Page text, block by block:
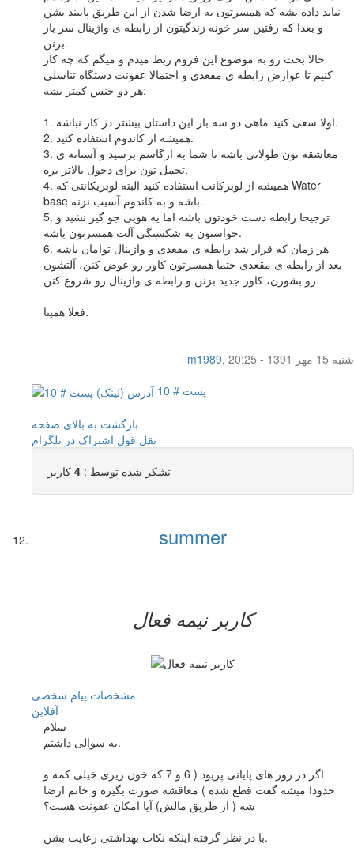
نباید داده بشه که همسرتون به ارضا شدن از این طریق پایبند بشن
و بعدا که رفتین سر خونه زندگیتون از رابطه ی واژینال سر باز
بزنن.
حالا بحث رو به موضوع این فروم ربط میدم و میگم که چه کار
کنیم تا عوارض رابطه ی مقعدی و احتمالا عفونت دستگاه تناسلی
هر دو جنس کمتر بشه:
1. اولا سعی کنید ماهی دو سه بار این داستان بیشتر در کار نباشه.
2. همیشه از کاندوم استفاده کنید.
3. معاشقه تون طولانی باشه تا شما به ارگاسم برسید و آستانه ی
تحمل تون برای دخول بالاتر بره.
4. همیشه از لوبرکانت استفاده کنید البته لوبریکانتی که Water
base باشه و به کاندوم آسیب نزنه.
5. ترجیحا رابطه دست خودتون باشه اما یه هویی جو گیر نشید و
حواستون به شکستگی آلت همسرتون باشه.
6. هر زمان که قرار شد رابطه ی مقعدی و واژینال توامان باشه
بعد از رابطه ی مقعدی حتما همسرتون کاور رو عوض کنن، آلتشون
رو بشورن، کاور جدید بزنن و رابطه ی واژینال رو شروع کنن.
فعلا همینا.
m1989,
شنبه 15 مهر 1391 - 20:25
پست # 10
بازگشت به بالای صفحه
نقل قول اشتراک در تلگرام
تشکر شده توسط : 4 کاربر
summer
کاربر نيمه فعال
مشخصات پیام شخصی
آفلاين
سلام
یه سوالی داشتم.
اگر در روز های پایانی پریود ( 6 و 7 که خون ریزی خیلی کمه و
حدودا میشه گفت قطع شده ) معاقشه صورت بگیره و خانم ارضا
شه ( از طریق مالش) آیا امکان عفونت هست؟
با در نظر گرفته اینکه نکات بهداشتی رعایت بشن.